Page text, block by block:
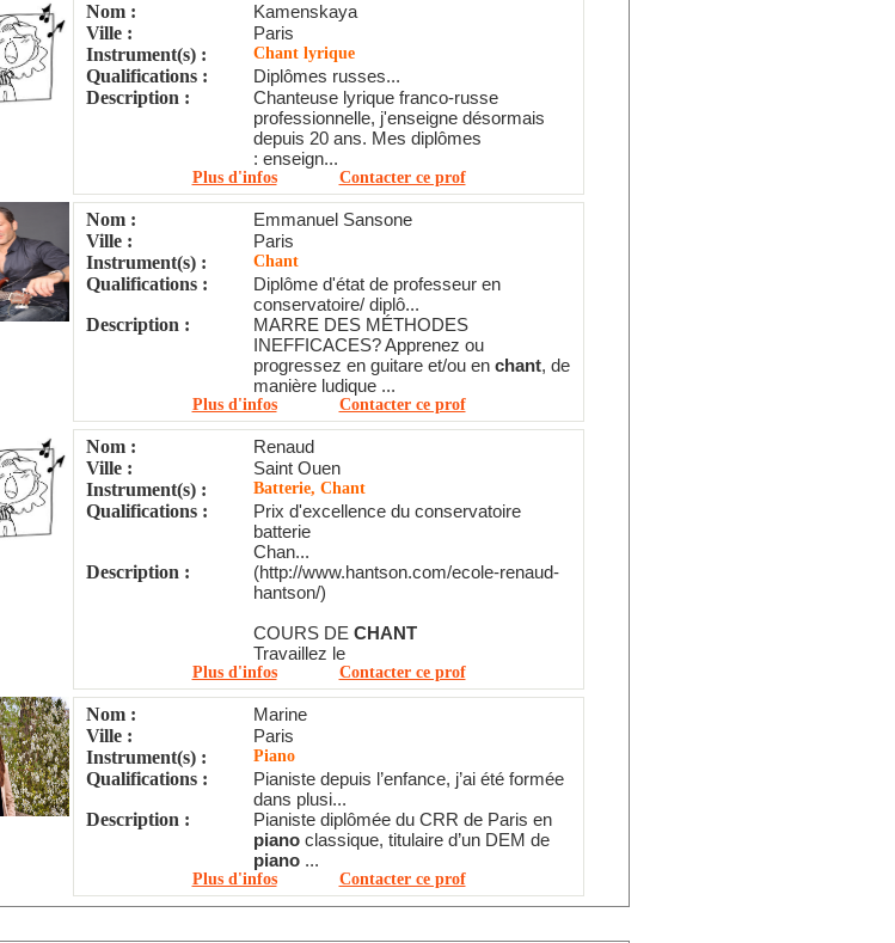
Nom :
Kamenskaya
Ville :
Paris
Instrument(s) :
Chant lyrique
Qualifications :
Diplômes russes...
Description :
Chanteuse lyrique franco-russe
professionnelle, j'enseigne désormais
depuis 20 ans. Mes diplômes
: enseign...
Plus d'infos Contacter ce prof
Nom :
Emmanuel Sansone
Ville :
Paris
Instrument(s) :
Chant
Qualifications :
Diplôme d'état de professeur en
conservatoire/ diplô...
Description :
MARRE DES MÉTHODES
INEFFICACES? Apprenez ou
progressez en guitare et/ou en chant, de
manière ludique ...
Plus d'infos Contacter ce prof
Nom :
Renaud
Ville :
Saint Ouen
Instrument(s) :
Batterie, Chant
Qualifications :
Prix d'excellence du conservatoire
batterie
Chan...
Description :
(http://www.hantson.com/ecole-renaud-
hantson/)
COURS DE CHANT
Travaillez le
Plus d'infos Contacter ce prof
Nom :
Marine
Ville :
Paris
Instrument(s) :
Piano
Qualifications :
Pianiste depuis l’enfance, j’ai été formée
dans plusi...
Description :
Pianiste diplômée du CRR de Paris en
piano classique, titulaire d’un DEM de
piano ...
Plus d'infos Contacter ce prof